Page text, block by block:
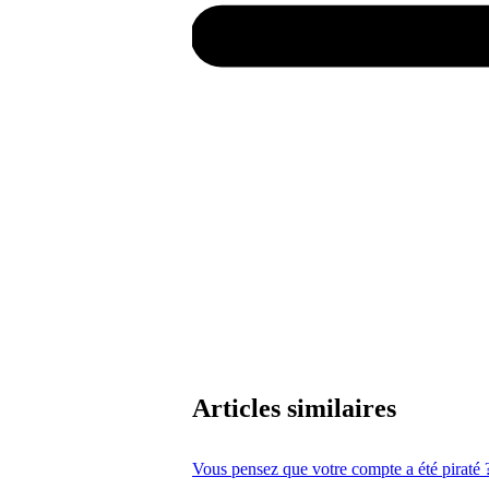
Articles similaires
Vous pensez que votre compte a été piraté